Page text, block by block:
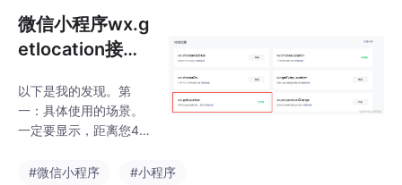
`/app/models/text2ve
c-large-chinese` 路径
下。如果你在本地有模
卷的方式将模型文件挂
载到容器中的指定路
径。这样，容器内的 `/
映射到
微信小程序wx.g
etlocation接口
以下是我的发现。第
一：具体使用的场景。
一定要显示，距离您4.0
第二：如果是你是商城
#微信小程序 #小程序